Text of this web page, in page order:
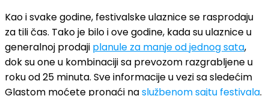
Kao i svake godine, festivalske ulaznice se rasprodaju
za tili čas. Tako je bilo i ove godine, kada su ulaznice u
generalnoj prodaji planule za manje od jednog sata,
dok su one u kombinaciji sa prevozom razgrabljene u
roku od 25 minuta. Sve informacije u vezi sa sledećim
Glastom moćete pronaći naslužbenom sajtu festivala.